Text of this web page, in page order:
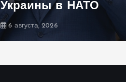
Украины в НАТО
6 августа, 2026